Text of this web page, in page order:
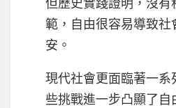
範，自由很容易導致社
安。
現代社會更面臨著一系
些挑戰進一步凸顯了自